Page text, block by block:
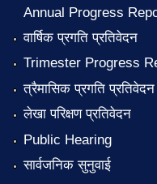
Annual Progress
वार्षिक प्रगति प्रतिवेदन
Trimester Progress
त्रैमासिक प्रगति प्रतिवेदन
लेखा परिक्षण प्रतिवेदन
Public Hearing
सार्वजनिक सुनुवाई